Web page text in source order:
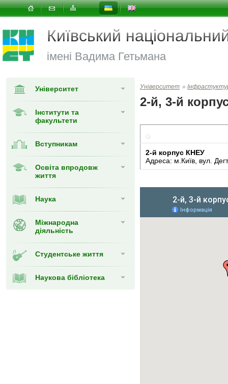
Київський
імені Вадима Гетьмана
Університет
Інститути та
факультети
Вступникам
Освіта впродовж
життя
Наука
Міжнародна
діяльність
Студентське життя
Наукова бібліотека
Університет »
2-й, 3-й
2-й корпус КНЕУ
Адреса: м.Київ, вул.